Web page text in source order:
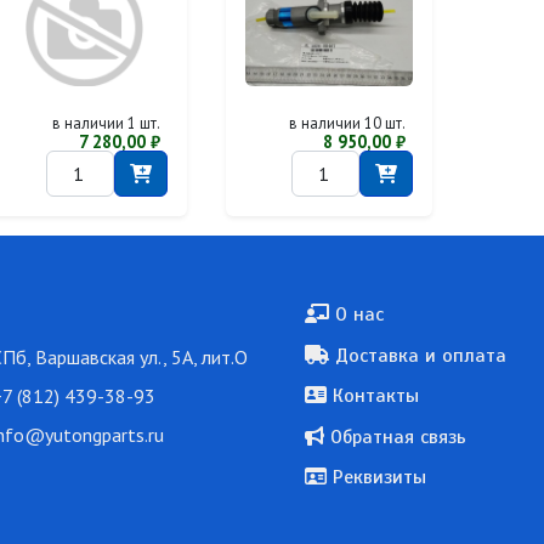
в наличии 1 шт.
7 280,00 ₽
в наличии 10 шт.
8 950,00 ₽
Варшавская ул., 5А, лит.О
(812) 439-38-93
Подвал
О нас
Доставка и оплата
Контакты
Обратная связь
Реквизиты